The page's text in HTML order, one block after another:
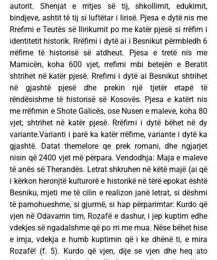
autorit. Shenjat e rritjes së tij, shkollimit, edukimit,
bindjeve, ashtit të tij si luftëtar i lirisë. Pjesa e dytë nis me
Rrefimi e Teutës së Ilirikumit po me katër pjesë si rrëfim i
identitetit historik. Rrëfimi i dytë ai i Besnikut përmbledh 6
rrëfime të historisë së atdheut. Pjesa e tretë nis me
Mamicën, koha 600 vjet, rrefimi mbi betejën e Beratit
shtrihet në katër pjesë. Rrefimi i dytë ai Besnikut shtrihet
në gjashtë pjesë dhe prekin një tjetër etapë të
rëndësishme të historisë së Kosovës. Pjesa e katërt nis
me rrëfimin e Shote Galicës, ose Nusen e maleve, koha 80
vjet, shtrihet në katër pjesë. Rrëfimi i dytë bëhet në dy
variante.Varianti i parë ka katër rrëfime, variante i dytë ka
gjashtë. Datat themelore qe prek romani, dhe ngjarjet
nisin që 2400 vjet më përpara. Vendodhja: Maja e maleve
të anës së Therandës. Letrat shkruhen në këtë majë (ai që
i kërkon heronjtë kulturorë e historikë në tërë epokat është
Besniku, mjeti me të cilin e realizon janë letrat, si dëshmi
të pamohueshme, si gjurmë, si hap përparimtar: Kurdo që
vjen në Odavarrin tim, Rozafë e dashur, i jep kuptim edhe
vdekjes së ngadalshme që po rri me mua. Nëse bëhet hise
e imja, vdekja e humb kuptimin që i ke dhënë ti, e mira
Rozafë! (f. 5). Kurdo që vjen, dije se vjen dhe heq ato